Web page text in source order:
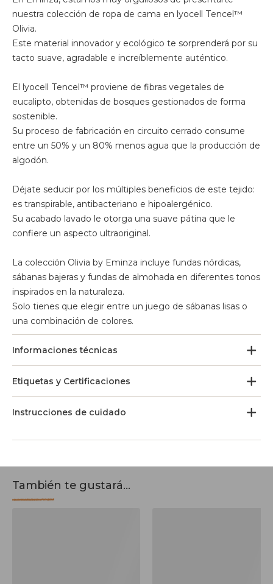
nuestra colección de ropa de cama en lyocell Tencel™
Olivia.
Este material innovador y ecológico te sorprenderá por su
tacto suave, agradable e increíblemente auténtico.
El lyocell Tencel™ proviene de fibras vegetales de
eucalipto, obtenidas de bosques gestionados de forma
sostenible.
Su proceso de fabricación en circuito cerrado consume
entre un 50% y un 80% menos agua que la producción de
algodón.
Déjate seducir por los múltiples beneficios de este tejido:
es transpirable, antibacteriano e hipoalergénico.
Su acabado lavado le otorga una suave pátina que le
confiere un aspecto ultraoriginal.
La colección Olivia by Eminza incluye fundas nórdicas,
sábanas bajeras y fundas de almohada en diferentes tonos
inspirados en la naturaleza.
Solo tienes que elegir entre un juego de sábanas lisas o
una combinación de colores.
Informaciones técnicas
Etiquetas y Certificaciones
Instrucciones de cuidado
También te gustará...